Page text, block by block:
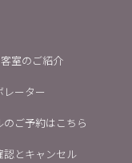
室のご紹介
レーター
のご予約はこちら
認とキャンセル